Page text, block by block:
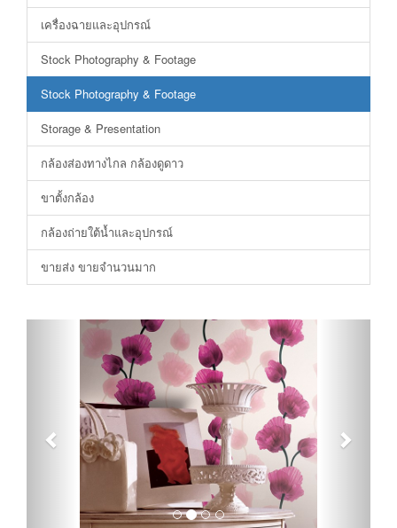
เครื่องฉายและอุปกรณ์
Stock Photography & Footage
Stock Photography & Footage
Storage & Presentation
กล้องส่องทางไกล กล้องดูดาว
ขาตั้งกล้อง
กล้องถ่ายใต้น้ำและอุปกรณ์
ขายส่ง ขายจำนวนมาก